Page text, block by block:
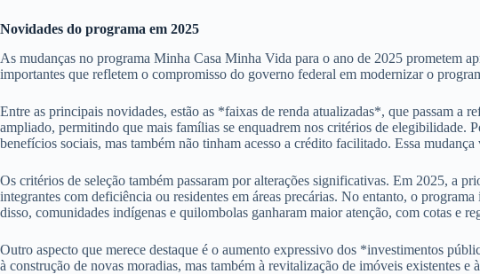
Novidades do programa em 2025
As mudanças no programa Minha Casa Minha Vida para o ano de 2025 prometem
importantes que refletem o compromisso do governo federal em modernizar o
Entre as principais novidades, estão as *faixas de renda atualizadas*, que passam a
ampliado, permitindo que mais famílias se enquadrem nos critérios de elegibilidade.
benefícios sociais, mas também não tinham acesso a crédito facilitado. Essa
Os critérios de seleção também passaram por alterações significativas. Em 2025, a
integrantes com deficiência ou residentes em áreas precárias. No entanto, o
disso, comunidades indígenas e quilombolas ganharam maior atenção, com cotas e
Outro aspecto que merece destaque é o aumento expressivo dos *investimentos
à construção de novas moradias, mas também à revitalização de imóveis existentes